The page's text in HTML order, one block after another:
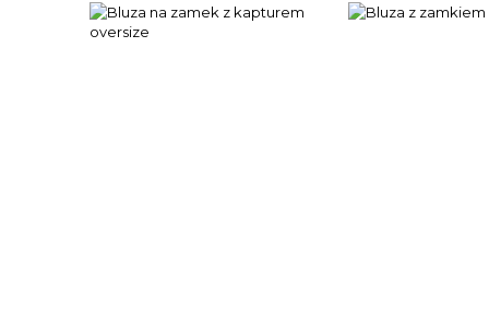
was:
199.98 zł.
is:
99.99 zł.
was:
199.98 zł.
is:
99.99 zł.